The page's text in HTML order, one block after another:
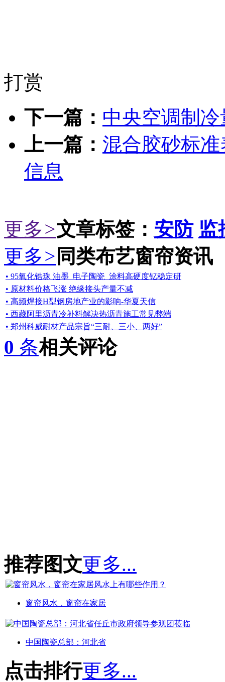
打赏
下一篇： 中央空调制
上一篇： 混合胶砂标
信息
更多>文章标签： 安防 监
更多> 同类布艺窗帘资讯
• 95氧化锆珠 油墨_电子陶瓷_涂料高硬度钇稳定研
• 原材料价格飞涨 绝缘接头产量不减
• 高频焊接H型钢房地产业的影响-华夏天信
• 西藏阿里沥青冷补料解决热沥青施工常见弊端
• 郑州科威耐材产品宗旨“三耐、三小、两好”
0 条相关评论
推荐图文更多...
窗帘风水，窗帘在家居
中国陶瓷总部：河北省
点击排行更多...